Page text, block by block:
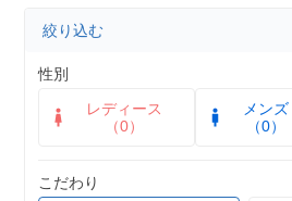
絞り込む
性別
レディース
（0）
メンズ
（0）
こだわり